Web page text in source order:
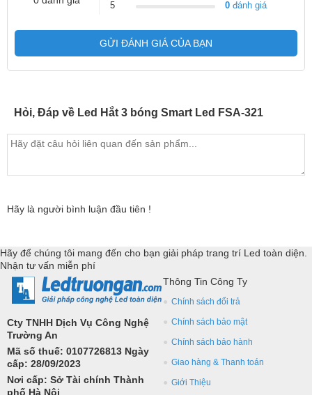
5
0 đánh giá
GỬI ĐÁNH GIÁ CỦA BẠN
Hỏi, Đáp về Led Hắt 3 bóng Smart Led FSA-321
Hãy là người bình luận đầu tiên !
Hãy để chúng tôi mang đến cho bạn giải pháp trang trí Led toàn diện.
Nhận tư vấn miễn phí
Cty TNHH Dịch Vụ Công Nghệ
Trường An
Mã số thuế: 0107726813 Ngày
cấp: 28/09/2023
Nơi cấp: Sở Tài chính Thành
phố Hà Nội
Thông Tin Công Ty
Chính sách đổi trả
Chính sách bảo mật
Chính sách bảo hành
Giao hàng & Thanh toán
Giới Thiệu